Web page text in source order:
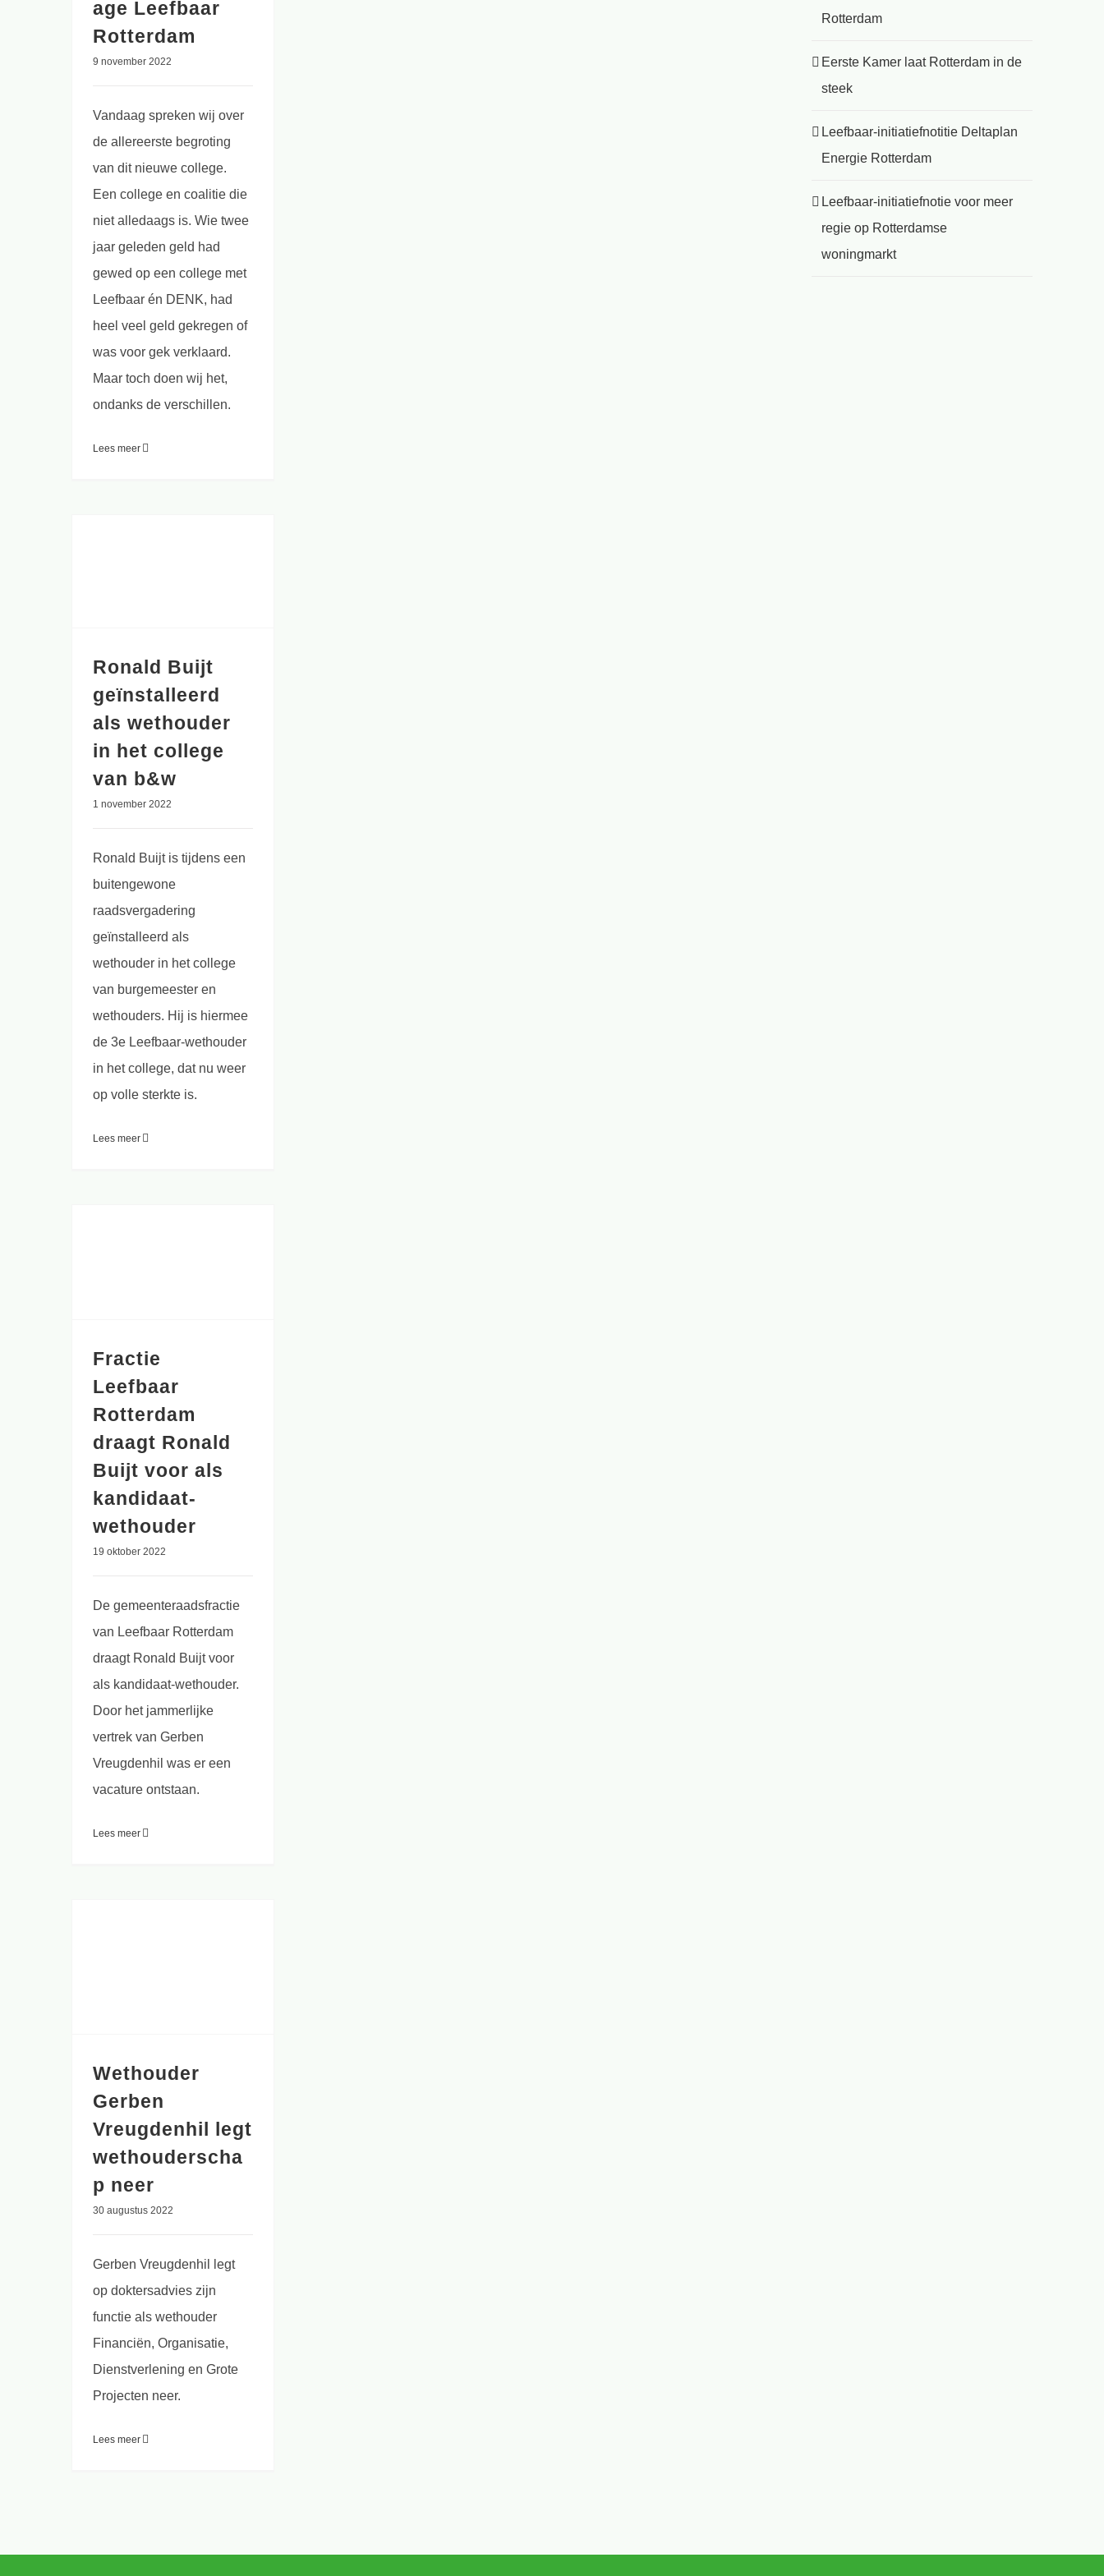
age Leefbaar
Rotterdam
9 november 2022
Vandaag spreken wij over
de allereerste begroting
van dit nieuwe college.
Een college en coalitie die
niet alledaags is. Wie twee
jaar geleden geld had
gewed op een college met
Leefbaar én DENK, had
heel veel geld gekregen of
was voor gek verklaard.
Maar toch doen wij het,
ondanks de verschillen.
Lees meer
Ronald Buijt
geïnstalleerd
als wethouder
in het college
van b&w
1 november 2022
Ronald Buijt is tijdens een
buitengewone
raadsvergadering
geïnstalleerd als
wethouder in het college
van burgemeester en
wethouders. Hij is hiermee
de 3e Leefbaar-wethouder
in het college, dat nu weer
op volle sterkte is.
Lees meer
Fractie
Leefbaar
Rotterdam
draagt Ronald
Buijt voor als
kandidaat-
wethouder
19 oktober 2022
De gemeenteraadsfractie
van Leefbaar Rotterdam
draagt Ronald Buijt voor
als kandidaat-wethouder.
Door het jammerlijke
vertrek van Gerben
Vreugdenhil was er een
vacature ontstaan.
Lees meer
Wethouder
Gerben
Vreugdenhil legt
wethouderscha
p neer
30 augustus 2022
Gerben Vreugdenhil legt
op doktersadvies zijn
functie als wethouder
Financiën, Organisatie,
Dienstverlening en Grote
Projecten neer.
Lees meer
Rotterdam
Eerste Kamer laat Rotterdam in de
steek
Leefbaar-initiatiefnotitie Deltaplan
Energie Rotterdam
Leefbaar-initiatiefnotie voor meer
regie op Rotterdamse
woningmarkt